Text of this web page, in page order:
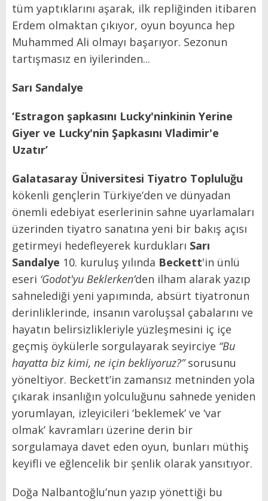
tüm yaptıklarını aşarak, ilk repliğinden itibaren
Erdem olmaktan çıkıyor, oyun boyunca hep
Muhammed Ali olmayı başarıyor. Sezonun
tartışmasız en iyilerinden...
Sarı Sandalye
‘Estragon şapkasını Lucky'ninkinin Yerine
Giyer ve Lucky'nin Şapkasını Vladimir'e
Uzatır’
Galatasaray Üniversitesi Tiyatro Topluluğu
kökenli gençlerin Türkiye’den ve dünyadan
önemli edebiyat eserlerinin sahne uyarlamaları
üzerinden tiyatro sanatına yeni bir bakış açısı
getirmeyi hedefleyerek kurdukları Sarı
Sandalye 10. kuruluş yılında Beckett'in ünlü
eseri ‘Godot'yu Beklerken’den ilham alarak yazıp
sahnelediği yeni yapımında, absürt tiyatronun
derinliklerinde, insanın varoluşsal çabalarını ve
hayatın belirsizlikleriyle yüzleşmesini iç içe
geçmiş öykülerle sorgulayarak seyirciye “Bu
hayatta biz kimi, ne için bekliyoruz?”sorusunu
yöneltiyor. Beckett’in zamansız metninden yola
çıkarak insanlığın yolculuğunu sahnede yeniden
yorumlayan, izleyicileri ‘beklemek’ ve ‘var
olmak’ kavramları üzerine derin bir
sorgulamaya davet eden oyun, bunları müthiş
keyifli ve eğlencelik bir şenlik olarak yansıtıyor.
Doğa Nalbantoğlu’nun yazıp yönettiği bu